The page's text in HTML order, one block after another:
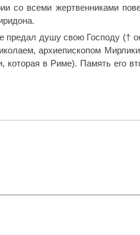
со всеми жертвенниками
предал душу свою Господу (†
архиепископом
которая в Риме). Память его